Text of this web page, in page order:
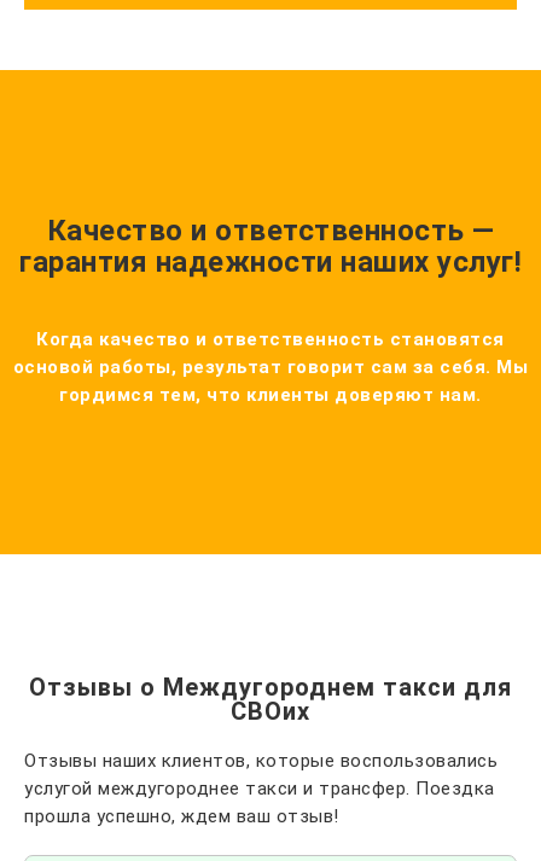
Качество и ответственность —
гарантия надежности наших услуг!
Когда качество и ответственность становятся
основой работы, результат говорит сам за себя. Мы
гордимся тем, что клиенты доверяют нам.
Отзывы о Междугороднем такси для
СВОих
Отзывы наших клиентов, которые воспользовались
услугой междугороднее такси и трансфер. Поездка
прошла успешно, ждем ваш отзыв!